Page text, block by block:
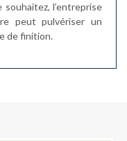
l’entreprise
peut pulvériser un
de finition.